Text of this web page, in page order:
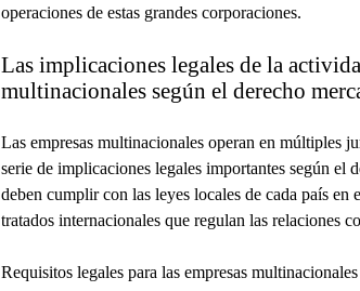
operaciones de estas grandes corporaciones.
Las implicaciones legales de la
multinacionales según el derecho
Las empresas multinacionales operan en múltiples
serie de implicaciones legales importantes según el
deben cumplir con las leyes locales de cada país en
tratados internacionales que regulan las relaciones
Requisitos legales para las empresas multinacionales